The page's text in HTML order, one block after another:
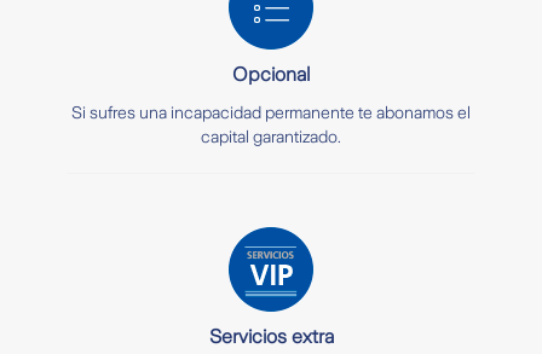
Opcional
Si sufres una incapacidad permanente te abonamos el
capital garantizado.
Servicios extra